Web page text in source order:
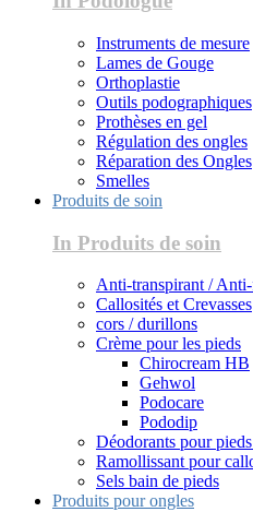
Instruments de mesure
Lames de Gouge
Orthoplastie
Outils podographiques
Prothèses en gel
Régulation des ongles
Réparation des Ongles
Smelles
Produits de soin
In Produits de soin
Anti-transpirant /
Callosités et Crevasses
cors / durillons
Crème pour les pieds
Chirocream HB
Gehwol
Podocare
Pododip
Déodorants pour
Ramollissant pour
Sels bain de pieds
Produits pour ongles